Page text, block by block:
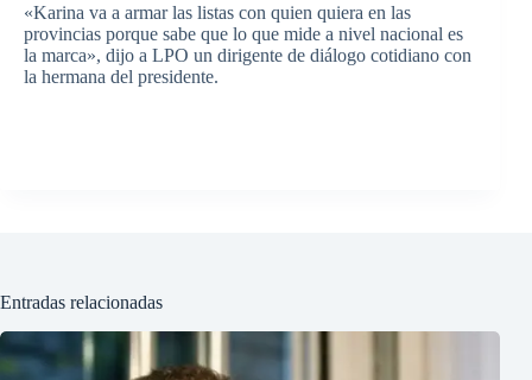
«Karina va a armar las listas con quien quiera en las
provincias porque sabe que lo que mide a nivel nacional es
la marca», dijo a LPO un dirigente de diálogo cotidiano con
la hermana del presidente.
Entradas relacionadas